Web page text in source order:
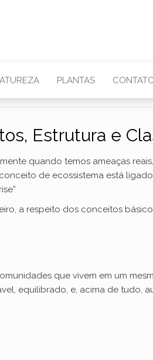
PLANTAS
Estrutura e
quando temos ameaças
de ecossistema está
a respeito dos conceitos
que vivem em um
equilibrado, e, acima de tudo,